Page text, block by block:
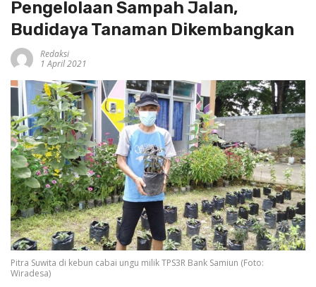
Pengelolaan Sampah Jalan,
Budidaya Tanaman Dikembangkan
Redaksi
1 April 2021
Pitra Suwita di kebun cabai ungu milik TPS3R Bank Samiun (Foto:
Wiradesa)